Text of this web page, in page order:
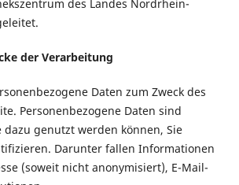
des Landes Nordrhein-
der Verarbeitung
Daten zum Zweck des
Personenbezogene Daten sind
genutzt werden können, Sie
Darunter fallen Informationen
(soweit nicht anonymisiert), E-Mail-